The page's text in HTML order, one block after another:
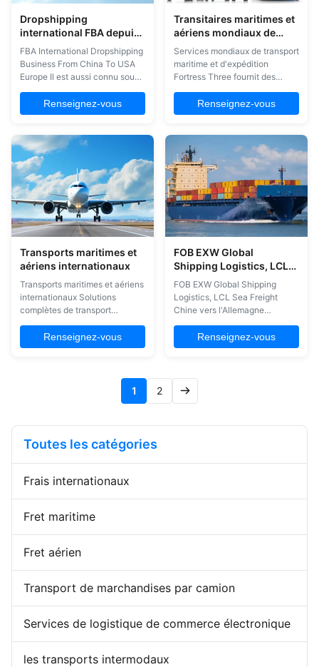
Dropshipping
international FBA depuis
la Chine vers les États-
Unis et l'Europe DDU DDP
FBA International Dropshipping
Business From China To USA
Europe Il est aussi connu sous
le nom de DDU.
Comprehensive international
dropshipping and logistics
Amazon FBA, avec des
services DDU et DDP de la
Chine aux États-Unis et en
Europe. Notre portefeuille de
services ...
Renseignez-vous
Transitaires maritimes et
aériens mondiaux de
Chine LCL FCL DDP
locaux
Services mondiaux de transport
maritime et d'expédition
Fortress Three fournit des
solutions globales complètes
de transport maritime, y
compris l'expédition maritime,
services LCL, FCL et DDP.
Services de fret aérien En tirant
parti de ...
Renseignez-vous
Transports maritimes et
aériens internationaux
Transports maritimes et aériens
internationaux Solutions
complètes de transport
fret maritime et aérien, y
compris les services
avantages du service Sécurisé
Renseignez-vous
FOB EXW Global
Shipping Logistics, LCL
Fret maritime Chine vers
l' Allemagne
FOB EXW Global Shipping
Logistics, LCL Sea Freight
Chine vers l'Allemagne
d'expédition FOB et EXW
spécialisés dans le fret
logistiques globales complètes.
Renseignez-vous
1 2
Toutes les catégories
Frais internationaux
Fret maritime
Fret aérien
Transport de marchandises par camion
Services de logistique de commerce électronique
les transports intermodaux